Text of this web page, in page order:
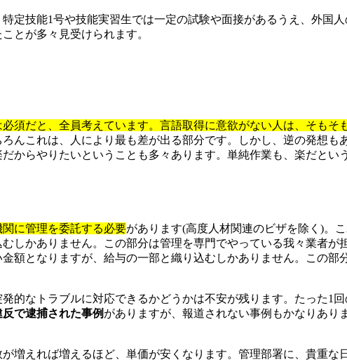
定技能1号や技能実習生では一定の試験や面接があるうえ、外国
とが多々見受けられます。
須だと、全員考えています。言語取得に意欲がない人は、そもそ
ろんこれは、人により最も差が出る部分です。しかし、逆の発想も
からやりたいということも多々あります。単純作業も、楽だとい
に管理を委託する必要があります(高度人材関連のビザを除く)。
しかありません。この部分は管理を専門でやっている我々業者が
額となりますが、給与の一部と織り込むしかありません。この部
的なトラブルに対応できるかどうかは不安が残ります。たった1
反で逮捕された事例 がありますが、報道されない事例もかなりあり
増えれば増えるほど、単価が安くなります。管理部署に、貴重な